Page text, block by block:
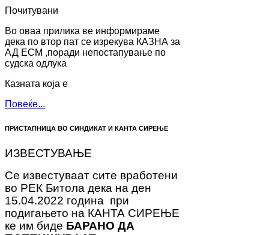
Почитувани
Во оваа прилика ве информираме
дека по втор пат се изрекува КАЗНА за
АД ЕСМ ,поради непостапување по
судска одлука
Казната која е
Повеќе...
ПРИСТАПНИЦА ВО СИНДИКАТ И КАНТА СИРЕЊЕ
ИЗВЕСТУВАЊЕ
Се известуваат сите вработени
во РЕК Битола дека на ден
15.04.2022 година при
подигањето на КАНТА СИРЕЊЕ
ке им биде БАРАНО ДА